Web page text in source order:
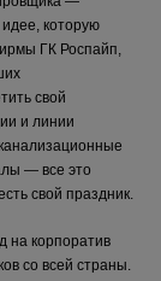
которую
ГК Роспайп,
свой
и линии
— все это
свой праздник.
на корпоратив
со всей страны.